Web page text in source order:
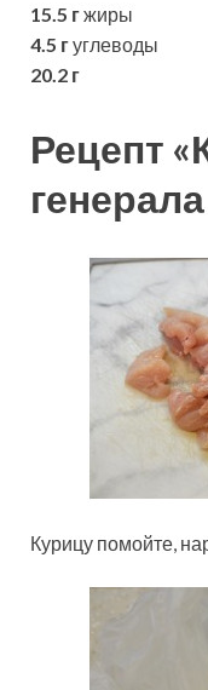
15.5 гжиры
4.5 гуглеводы
20.2 г
Рецепт
Курицу помойте,